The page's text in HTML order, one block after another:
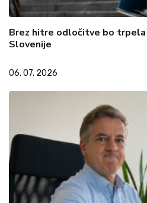
Brez hitre odločitve bo
Slovenije
06. 07. 2026